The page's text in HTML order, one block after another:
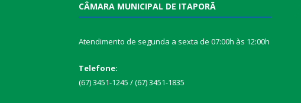
CÂMARA MUNICIPAL DE ITAPORÃ
Atendimento de segunda a sexta de 07:00h às 12:00h
Telefone:
(67) 3451-1245 / (67) 3451-1835